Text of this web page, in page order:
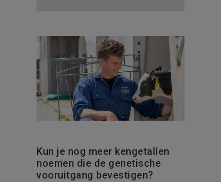
Kun je nog meer kengetallen
noemen die de genetische
vooruitgang bevestigen?